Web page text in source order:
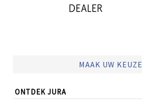
MAAK UW KEUZE
ONTDEK JURA